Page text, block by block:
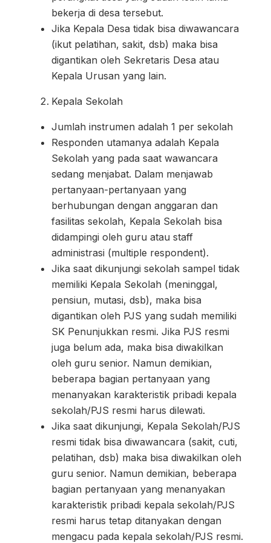
bekerja di desa tersebut.
Jika Kepala Desa tidak bisa diwawancara
(ikut pelatihan, sakit, dsb) maka bisa
digantikan oleh Sekretaris Desa atau
Kepala Urusan yang lain.
Kepala Sekolah
Jumlah instrumen adalah 1 per sekolah
Responden utamanya adalah Kepala
Sekolah yang pada saat wawancara
sedang menjabat. Dalam menjawab
pertanyaan-pertanyaan yang
berhubungan dengan anggaran dan
fasilitas sekolah, Kepala Sekolah bisa
didampingi oleh guru atau staff
administrasi (multiple respondent).
Jika saat dikunjungi sekolah sampel tidak
memiliki Kepala Sekolah (meninggal,
pensiun, mutasi, dsb), maka bisa
digantikan oleh PJS yang sudah memiliki
SK Penunjukkan resmi. Jika PJS resmi
juga belum ada, maka bisa diwakilkan
oleh guru senior. Namun demikian,
beberapa bagian pertanyaan yang
menanyakan karakteristik pribadi kepala
sekolah/PJS resmi harus dilewati.
Jika saat dikunjungi, Kepala Sekolah/PJS
resmi tidak bisa diwawancara (sakit, cuti,
pelatihan, dsb) maka bisa diwakilkan oleh
guru senior. Namun demikian, beberapa
bagian pertanyaan yang menanyakan
karakteristik pribadi kepala sekolah/PJS
resmi harus tetap ditanyakan dengan
mengacu pada kepala sekolah/PJS resmi.